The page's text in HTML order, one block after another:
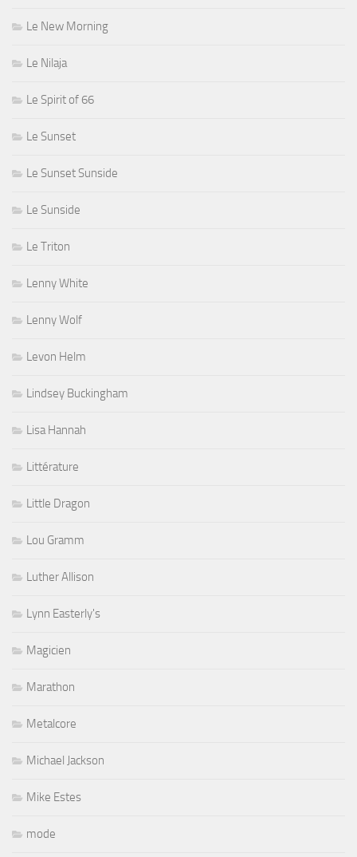
Le New Morning
Le Nilaja
Le Spirit of 66
Le Sunset
Le Sunset Sunside
Le Sunside
Le Triton
Lenny White
Lenny Wolf
Levon Helm
Lindsey Buckingham
Lisa Hannah
Littérature
Little Dragon
Lou Gramm
Luther Allison
Lynn Easterly's
Magicien
Marathon
Metalcore
Michael Jackson
Mike Estes
mode